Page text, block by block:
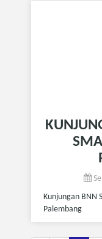
Kunjungan BNN
Palembang